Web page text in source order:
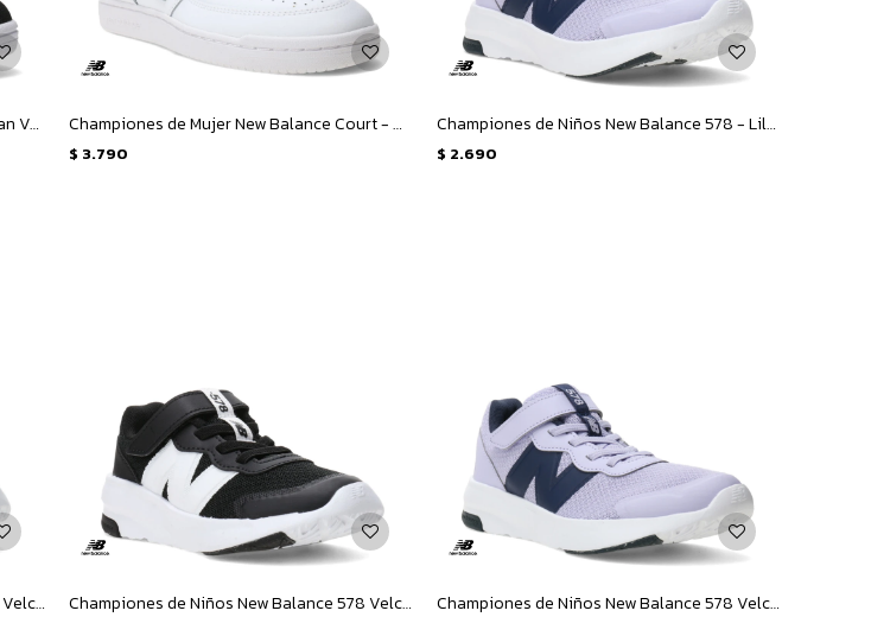
Championes de Niños New Balance Urban Velcro - Negro - Blanco Championes de Mujer New Balance Court - Blanco - Plata
$ 3.790
Championes de Niños New Balance 578 - Lila - Azul Marino
$ 2.690
Championes de Niños New Balance 578 Velcro Infantil - Lila - Azul Marino Championes de Niños New Balance 578 Velcro Infantil - Negro - Blanco Championes de Niños New Balance 578 Velcro - Lila - Azul Marino